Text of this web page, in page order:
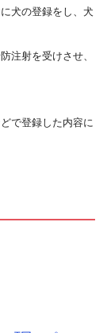
犬の登録をし、犬
注射を受けさせ、
で登録した内容に